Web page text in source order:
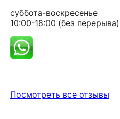
суббота-воскресенье
10:00-18:00 (без перерыва)
Посмотреть все отзывы